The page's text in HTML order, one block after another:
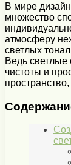
В мире
множество
атмосферу
светлых
Ведь светлые
чистоты и